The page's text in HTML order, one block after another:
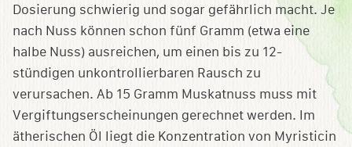
Dosierung schwierig und sogar gefährlich macht. Je
nach Nuss können schon fünf Gramm (etwa eine
halbe Nuss) ausreichen, um einen bis zu 12-
stündigen unkontrollierbaren Rausch zu
verursachen. Ab 15 Gramm Muskatnuss muss mit
Vergiftungserscheinungen gerechnet werden. Im
ätherischen Öl liegt die Konzentration von Myristicin